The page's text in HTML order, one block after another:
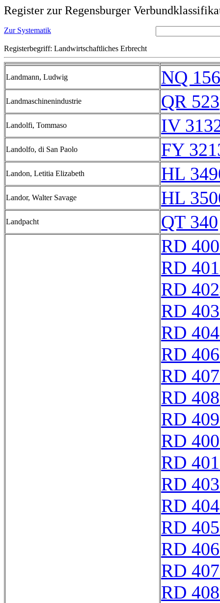
Register zur Regensburger
Zur Systematik
Registerbegriff: Landwirtschaftliches Erbrecht
Landmann, Ludwig NQ
Landmaschinenindustrie QR 523
Landolfi, Tommaso IV
Landolfo, di San Paolo FY
Landon, Letitia Elizabeth HL
Landor, Walter Savage HL
Landpacht
QT 340
RD
RD
RD
RD
RD
RD
RD
RD
RD
RD
RD
RD
RD
RD
RD
RD
RD